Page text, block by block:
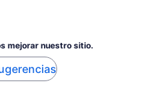
mejorar nuestro sitio.